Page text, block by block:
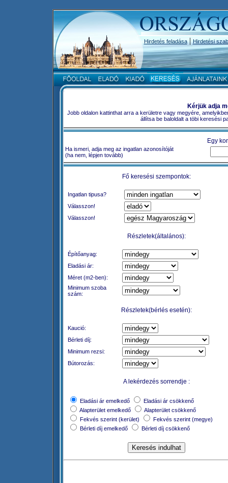
Hirdetés feladása|Hirdetési
Kérjük adja
Jobb oldalon kattinthat arra a kerületre vagy megyére,
állítsa be baloldalt a töbi keresési
Egy
Ha ismeri, adja meg az ingatlan azonosítóját
(ha nem, lépjen tovább)
Fő keresési szempontok:
Ingatlan tipusa?
Válasszon!
Válasszon!
Részletek(általános):
Építőanyag:
Eladási ár:
Méret (m2-ben):
Minimum szoba
szám:
Részletek(bérlés esetén):
Kaució:
Bérleti díj:
Minimum rezsi:
Bútorozás:
A lekérdezés sorrendje :
Eladási ár emelkedő
Eladási ár csökkenő
Alapterület emelkedő
Alapterület csökkenő
Fekvés szerint (kerület)
Fekvés szerint (megye)
Bérleti díj emelkedő
Bérleti díj csökkenő